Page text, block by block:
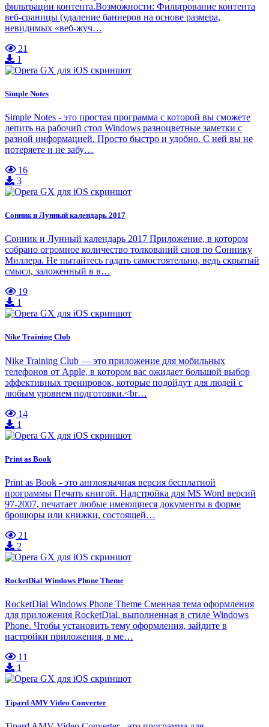
фильтрации контента.Возможности: Фильтрование контента
веб-сраницы (удаление баннеров на основе размера,
невидимых «веб-жуч…
21
1
Simple Notes
Simple Notes - это простая программа с которой вы сможете
лепить на рабочий стол Windows разноцветные заметки с
разной информацией. Просто быстро и удобно. С ней вы не
потеряете и не забу…
16
3
Сонник и Лунный календарь 2017
Сонник и Лунный календарь 2017 Приложение, в котором
собрано огромное количество толкований снов по Соннику
Миллера. Не пытайтесь гадать самостоятельно, ведь скрытый
смысл, заложенный в в…
19
1
Nike Training Club
Nike Training Club — это приложение для мобильных
телефонов от Apple, в котором вас ожидает большой выбор
эффективных тренировок, которые подойдут для людей с
любым уровнем подготовки.<br…
14
1
Print as Book
Print as Book - это англоязычная версия бесплатной
программы Печать книгой. Надстройка для MS Word версий
97-2007, печатает любые имеющиеся документы в форме
брошюры или книжки, состоящей…
21
2
RocketDial Windows Phone Theme
RocketDial Windows Phone Theme Сменная тема оформления
для приложения RocketDial, выполненная в стиле Windows
Phone. Чтобы установить тему оформления, зайдите в
настройки приложения, в ме…
11
1
Tipard AMV Video Converter